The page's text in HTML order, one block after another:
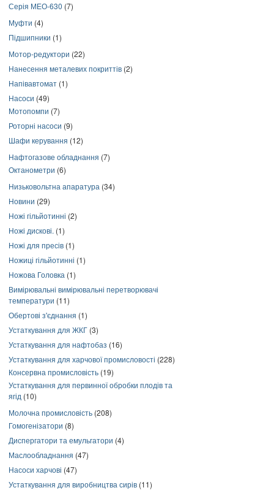
Серія МЕО-630 (7)
Муфти (4)
Підшипники (1)
Мотор-редуктори (22)
Нанесення металевих покриттів (2)
Напівавтомат (1)
Насоси (49)
Мотопомпи (7)
Роторні насоси (9)
Шафи керування (12)
Нафтогазове обладнання (7)
Октанометри (6)
Низьковольтна апаратура (34)
Новини (29)
Ножі гільйотинні (2)
Ножі дискові. (1)
Ножі для пресів (1)
Ножиці гільйотинні (1)
Ножова Головка (1)
Вимірювальні вимірювальні перетворювачі
температури (11)
Обертові з'єднання (1)
Устаткування для ЖКГ (3)
Устаткування для нафтобаз (16)
Устаткування для харчової промисловості (228)
Консервна промисловість (19)
Устаткування для первинної обробки плодів та
ягід (10)
Молочна промисловість (208)
Гомогенізатори (8)
Диспергатори та емульгатори (4)
Маслообладнання (47)
Насоси харчові (47)
Устаткування для виробництва сирів (11)